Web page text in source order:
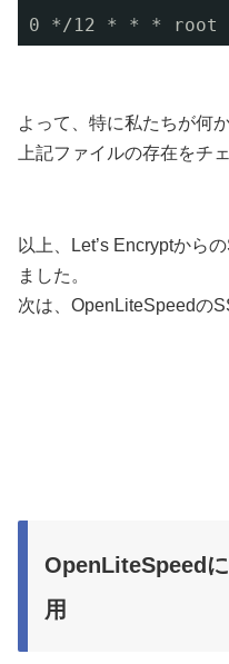
0 */12 * * * root
よって、特に私たちが何
上記ファイルの存在をチ
以上、Let’s Encryptから
ました。
次は、OpenLiteSpeedの
OpenLiteSpeed
用